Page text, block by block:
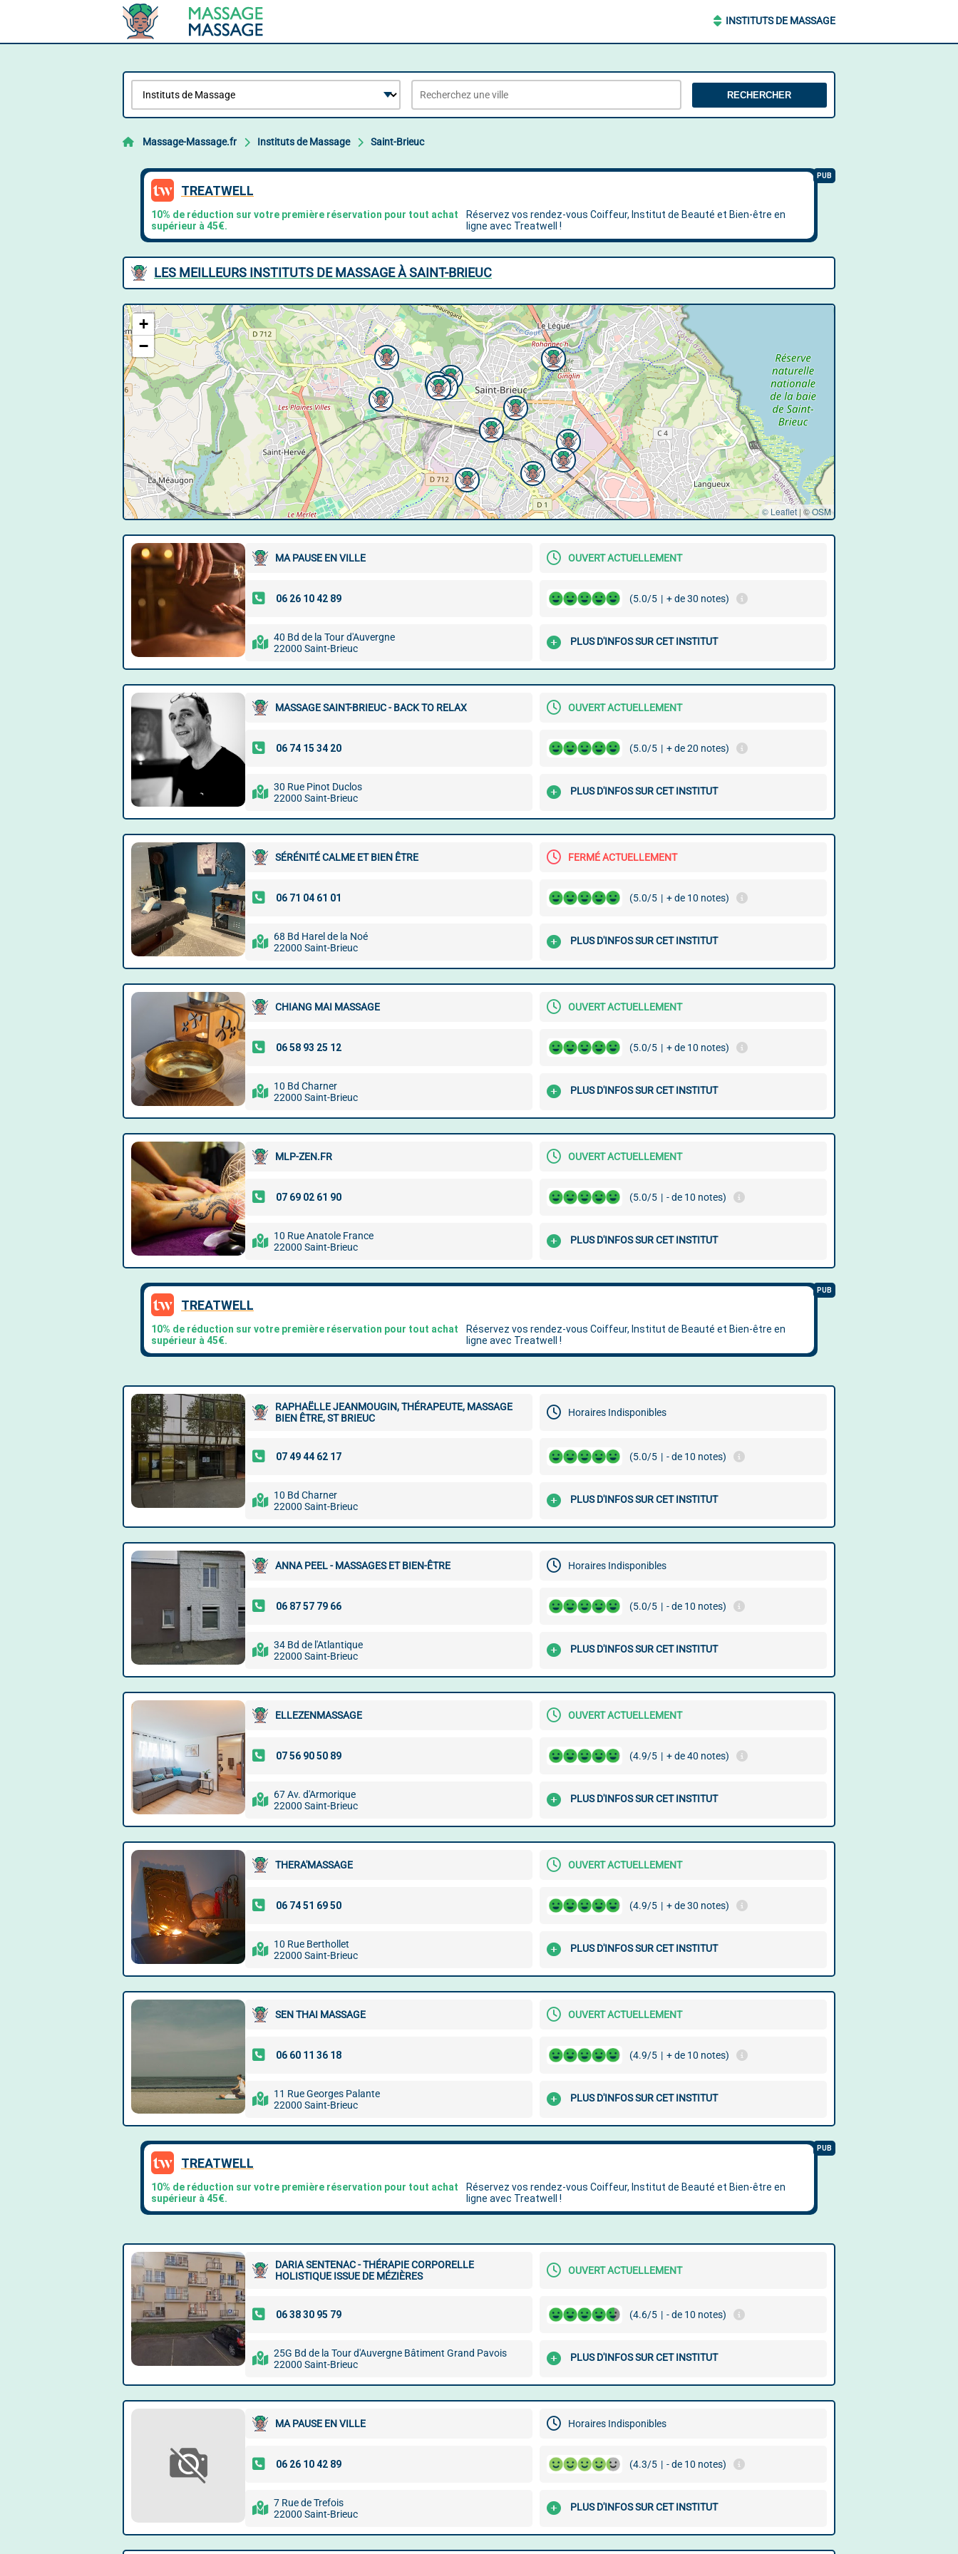
INSTITUTS DE MASSAGE
RECHERCHER
Massage-Massage.fr Instituts de Massage Saint-Brieuc
LES MEILLEURS INSTITUTS DE MASSAGE À SAINT-BRIEUC
+
−
© Leaflet | ©OSM
MA PAUSE EN VILLE OUVERT ACTUELLEMENT
(5.0/5 | + de 30 notes)
40 Bd de la Tour d'Auvergne
22000 Saint-Brieuc
PLUS D'INFOS SUR CET INSTITUT
MASSAGE SAINT-BRIEUC - BACK TO RELAX OUVERT ACTUELLEMENT
(5.0/5 | + de 20 notes)
30 Rue Pinot Duclos
22000 Saint-Brieuc
PLUS D'INFOS SUR CET INSTITUT
SÉRÉNITÉ CALME ET BIEN ÊTRE FERMÉ ACTUELLEMENT
(5.0/5 | + de 10 notes)
68 Bd Harel de la Noé
22000 Saint-Brieuc
PLUS D'INFOS SUR CET INSTITUT
CHIANG MAI MASSAGE OUVERT ACTUELLEMENT
(5.0/5 | + de 10 notes)
10 Bd Charner
22000 Saint-Brieuc
PLUS D'INFOS SUR CET INSTITUT
MLP-ZEN.FR OUVERT ACTUELLEMENT
(5.0/5 | - de 10 notes)
10 Rue Anatole France
22000 Saint-Brieuc
PLUS D'INFOS SUR CET INSTITUT
RAPHAËLLE JEANMOUGIN, THÉRAPEUTE, MASSAGE
BIEN ÊTRE, ST BRIEUC
Horaires Indisponibles
(5.0/5 | - de 10 notes)
10 Bd Charner
22000 Saint-Brieuc
PLUS D'INFOS SUR CET INSTITUT
ANNA PEEL - MASSAGES ET BIEN-ÊTRE Horaires Indisponibles
(5.0/5 | - de 10 notes)
34 Bd de l'Atlantique
22000 Saint-Brieuc
PLUS D'INFOS SUR CET INSTITUT
ELLEZENMASSAGE OUVERT ACTUELLEMENT
(4.9/5 | + de 40 notes)
67 Av. d'Armorique
22000 Saint-Brieuc
PLUS D'INFOS SUR CET INSTITUT
THERA'MASSAGE OUVERT ACTUELLEMENT
(4.9/5 | + de 30 notes)
10 Rue Berthollet
22000 Saint-Brieuc
PLUS D'INFOS SUR CET INSTITUT
SEN THAI MASSAGE OUVERT ACTUELLEMENT
(4.9/5 | + de 10 notes)
11 Rue Georges Palante
22000 Saint-Brieuc
PLUS D'INFOS SUR CET INSTITUT
DARIA SENTENAC - THÉRAPIE CORPORELLE
HOLISTIQUE ISSUE DE MÉZIÈRES
OUVERT ACTUELLEMENT
(4.6/5 | - de 10 notes)
25G Bd de la Tour d'Auvergne Bâtiment Grand Pavois
22000 Saint-Brieuc
PLUS D'INFOS SUR CET INSTITUT
MA PAUSE EN VILLE Horaires Indisponibles
(4.3/5 | - de 10 notes)
7 Rue de Trefois
22000 Saint-Brieuc
PLUS D'INFOS SUR CET INSTITUT